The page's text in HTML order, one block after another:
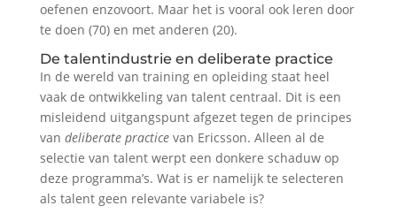
oefenen enzovoort. Maar het is vooral ook leren door
te doen (70) en met anderen (20).
De talentindustrie en deliberate practice
In de wereld van training en opleiding staat heel
vaak de ontwikkeling van talent centraal. Dit is een
misleidend uitgangspunt afgezet tegen de principes
van deliberate practice van Ericsson. Alleen al de
selectie van talent werpt een donkere schaduw op
deze programma’s. Wat is er namelijk te selecteren
als talent geen relevante variabele is?